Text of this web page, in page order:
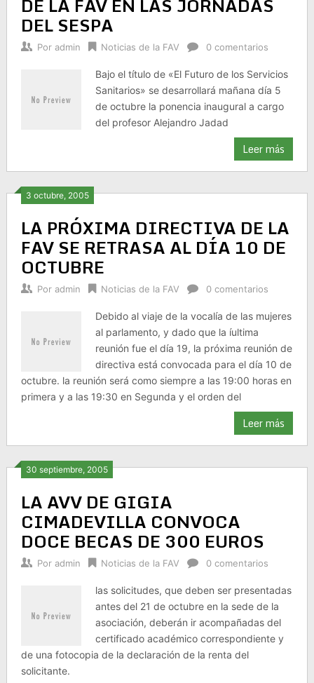
DEL SESPA
Por admin Noticias de la FAV 0 comentarios
Bajo el título de «El Futuro de los Servicios
Sanitarios» se desarrollará mañana día 5
de octubre la ponencia inaugural a cargo
del profesor Alejandro Jadad
Leer más
3 octubre, 2005
LA PRÓXIMA DIRECTIVA DE LA
FAV SE RETRASA AL DÍA 10 DE
OCTUBRE
Por admin Noticias de la FAV 0 comentarios
Debido al viaje de la vocalía de las mujeres
al parlamento, y dado que la íultima
reunión fue el día 19, la próxima reunión de
directiva está convocada para el día 10 de
octubre. la reunión será como siempre a las 19:00 horas en
primera y a las 19:30 en Segunda y el orden del
Leer más
30 septiembre, 2005
LA AVV DE GIGIA
CIMADEVILLA CONVOCA
DOCE BECAS DE 300 EUROS
Por admin Noticias de la FAV 0 comentarios
las solicitudes, que deben ser presentadas
antes del 21 de octubre en la sede de la
asociación, deberán ir acompañadas del
certificado académico correspondiente y
de una fotocopia de la declaración de la renta del
solicitante.